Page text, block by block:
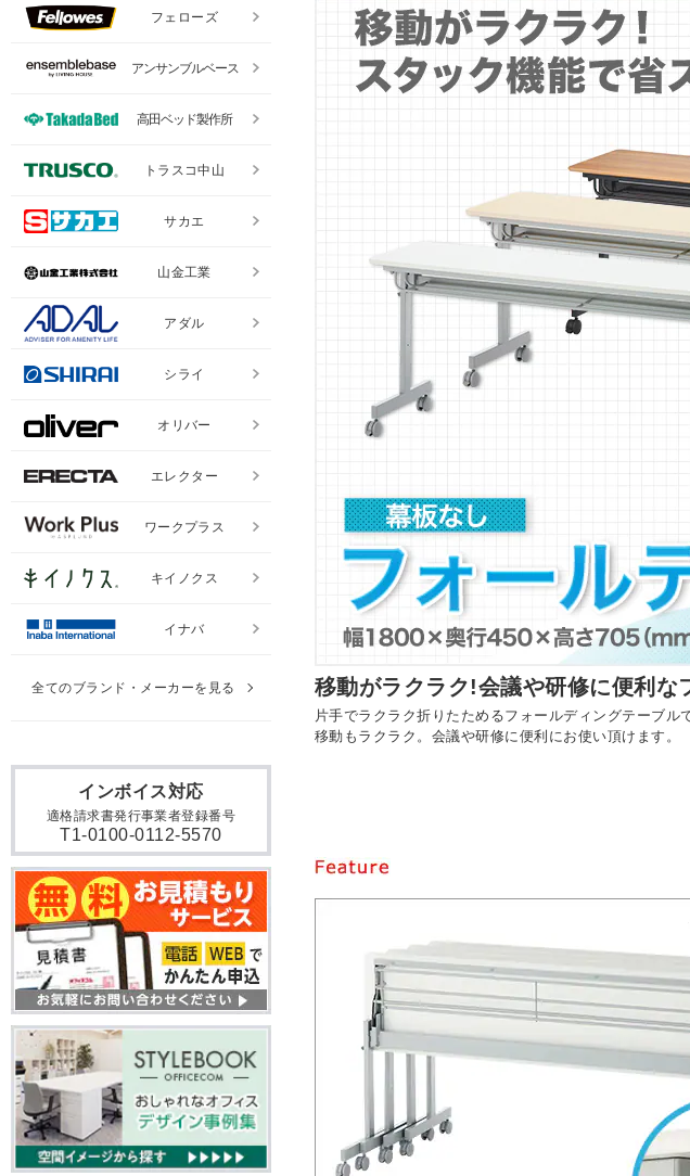
移動がラクラク!会議や研修に便利な
片手でラクラク折りたためるフォールディングテーブ
移動もラクラク。会議や研修に便利にお使い頂けます。
インボイス対応
適格請求書発行事業者登録番号
T1-0100-0112-5570
フェローズ
アンサンブルベース
高田ベッド製作所
トラスコ中山
サカエ
山金工業
アダル
シライ
オリバー
エレクター
ワークプラス
キイノクス
イナバ
全てのブランド・メーカーを見る